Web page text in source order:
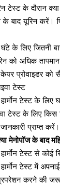
टेस्ट के दौरान
बाद यूरिन करें।
के लिए जितनी
को अधिक
प्रोवाइडर को
टेस्ट
टेस्ट के
टेस्ट के लिए
प्राप्त करें।
मेनोपॉज के बाद
टेस्ट से कोई
टेस्ट में
करने की